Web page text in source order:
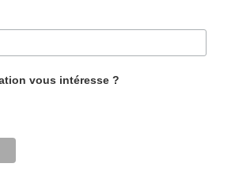
vous intéresse ?